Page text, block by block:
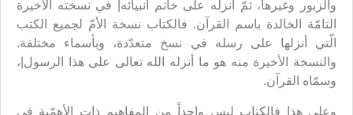
والزبور وغيرها، ثمّ أنزله على خاتم أنبيائه| في نسخته الأخيرة
التامّة الخالدة باسم القرآن. فالكتاب نسخة الأمّ لجميع الكتب
الّتي أنزلها على رسله في نسخ متعدّدة، وبأسماء مختلفة.
والنسخة الأخيرة منه هو ما أنزله الله تعالى على هذا الرسول|،
وسمّاه القرآن.
وعلى هذا فالكتاب ليس واحداً من المفاهيم ذات الأهمّية في